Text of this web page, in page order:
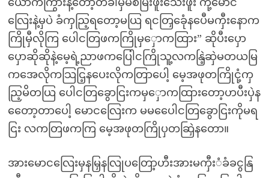
လြေးနဲ့မှပဲ ခံကှညြ့ရတော့မယြ ရငတြှခေုံနပေီမကှီးနောက
ကြိုမှီလိုကြ ပေါငတြဖကကြိုမှှောကထြား” ဆိုပီးပှော
ပှောဆိုဆိုနဲ့မေ့ရဲ့ညာဖကပြေါငကြိုသူ့လကနြဲ့ဆှဲမတယမြ
ကအေလိုကသြငြ့နပေးလိုကတြာပေါ့ မေ့အဖုတကြိုငုံ့ကှ
ညြ့မိတယြ ပေါငတြခွောငြးကမှှောကထြားတော့ဟပီးပှဲန
တေော့တာပေါ့ မောငလြေးက မမပေေါငတြခွောငြးကိုမရ
ငြး လကတြဖကကြ မေ့အဖုတကြိုပှတဆြှဲနတော။
အားမောငလြေးမှနမြှနလြုပတြော့ဟီးအားမကှီးံခံခငွနြ